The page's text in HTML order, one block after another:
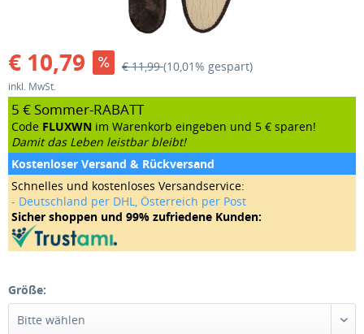
€ 10,79 € 11,99(10,01% gespart)
inkl. MwSt.
5 € Sommer-RABATT
Code FLUXWN im Warenkorb eingeben und 5 € sparen!
Damit das Leben leistbar bleibt!
Kostenloser Versand & Rückversand
Schnelles und kostenloses Versandservice:
- Deutschland per DHL, Österreich per Post
Sicher shoppen und 99% zufriedene Kunden:
Größe: